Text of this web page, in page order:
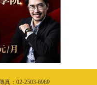
真：02-2503-6989